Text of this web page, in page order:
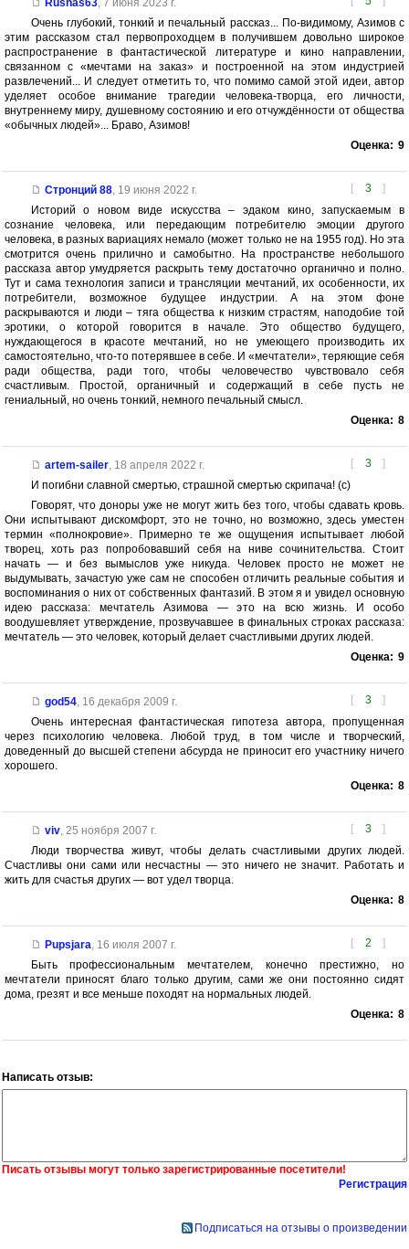
Rusnas63, 7 июня 2023 г.
Очень глубокий, тонкий и печальный рассказ... По-видимому, Азимов с
этим рассказом стал первопроходцем в получившем довольно широкое
распространение в фантастической литературе и кино направлении,
связанном с «мечтами на заказ» и построенной на этом индустрией
развлечений... И следует отметить то, что помимо самой этой идеи, автор
уделяет особое внимание трагедии человека-творца, его личности,
внутреннему миру, душевному состоянию и его отчуждённости от общества
«обычных людей»... Браво, Азимов!
Оценка: 9
[ 3 ]
Стронций 88, 19 июня 2022 г.
Историй о новом виде искусства – эдаком кино, запускаемым в
сознание человека, или передающим потребителю эмоции другого
человека, в разных вариациях немало (может только не на 1955 год). Но эта
смотрится очень прилично и самобытно. На пространстве небольшого
рассказа автор умудряется раскрыть тему достаточно органично и полно.
Тут и сама технология записи и трансляции мечтаний, их особенности, их
потребители, возможное будущее индустрии. А на этом фоне
раскрываются и люди – тяга общества к низким страстям, наподобие той
эротики, о которой говорится в начале. Это общество будущего,
нуждающегося в красоте мечтаний, но не умеющего производить их
самостоятельно, что-то потерявшее в себе. И «мечтатели», теряющие себя
ради общества, ради того, чтобы человечество чувствовало себя
счастливым. Простой, органичный и содержащий в себе пусть не
гениальный, но очень тонкий, немного печальный смысл.
Оценка: 8
[ 3 ]
artem-sailer, 18 апреля 2022 г.
И погибни славной смертью, страшной смертью скрипача! (с)
Говорят, что доноры уже не могут жить без того, чтобы сдавать кровь.
Они испытывают дискомфорт, это не точно, но возможно, здесь уместен
термин «полнокровие». Примерно те же ощущения испытывает любой
творец, хоть раз попробовавший себя на ниве сочинительства. Стоит
начать — и без вымыслов уже никуда. Человек просто не может не
выдумывать, зачастую уже сам не способен отличить реальные события и
воспоминания о них от собственных фантазий. В этом я и увидел основную
идею рассказа: мечтатель Азимова — это на всю жизнь. И особо
воодушевляет утверждение, прозвучавшее в финальных строках рассказа:
мечтатель — это человек, который делает счастливыми других людей.
Оценка: 9
[ 3 ]
god54, 16 декабря 2009 г.
Очень интересная фантастическая гипотеза автора, пропущенная
через психологию человека. Любой труд, в том числе и творческий,
доведенный до высшей степени абсурда не приносит его участнику ничего
хорошего.
Оценка: 8
[ 3 ]
viv, 25 ноября 2007 г.
Люди творчества живут, чтобы делать счастливыми других людей.
Счастливы они сами или несчастны — это ничего не значит. Работать и
жить для счастья других — вот удел творца.
Оценка: 8
[ 2 ]
Pupsjara, 16 июля 2007 г.
Быть профессиональным мечтателем, конечно престижно, но
мечтатели приносят благо только другим, сами же они постоянно сидят
дома, грезят и все меньше походят на нормальных людей.
Оценка: 8
Написать отзыв:
Писать отзывы могут только зарегистрированные посетители!
Регистрация
Подписаться на отзывы о произведении